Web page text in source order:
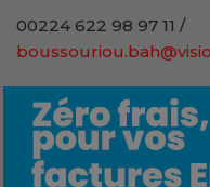
00224 622 98 97 11 /